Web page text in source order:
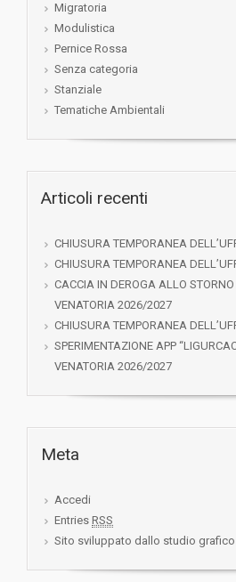
Migratoria
Modulistica
Pernice Rossa
Senza categoria
Stanziale
Tematiche Ambientali
Articoli recenti
CHIUSURA TEMPORANEA
CHIUSURA TEMPORANEA
CACCIA IN DEROGA ALLO
VENATORIA 2026/2027
CHIUSURA TEMPORANEA
SPERIMENTAZIONE APP
VENATORIA 2026/2027
Meta
Accedi
Entries RSS
Sito sviluppato dallo studio grafico